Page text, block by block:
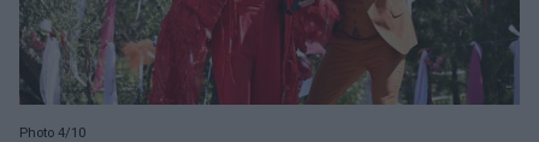
Photo 4/10